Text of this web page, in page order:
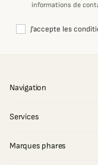
informations de
J'accepte les
Navigation
Services
Marques phares